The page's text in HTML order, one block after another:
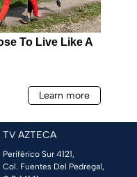
TV AZTECA
Periférico Sur 4121,
Col. Fuentes Del Pedregal,